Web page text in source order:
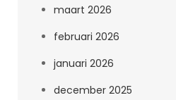
maart 2026
februari 2026
januari 2026
december 2025